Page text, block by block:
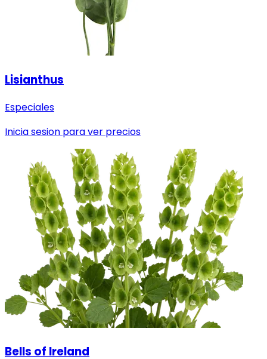
Lisianthus
Especiales
Inicia sesion para ver precios
Bells of Ireland